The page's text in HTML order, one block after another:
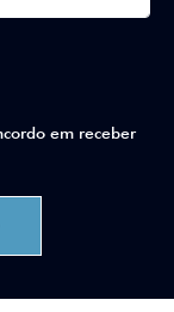
em receber